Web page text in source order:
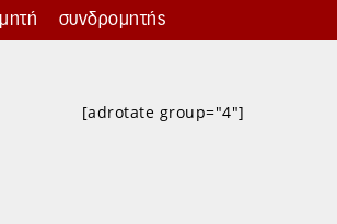
συνδρομητής
[adrotate group="4"]